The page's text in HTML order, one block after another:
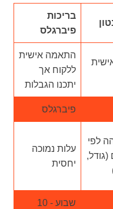
בריכות
פיברגלס
התאמה אישית
ללקוח אך
יתכנו הגבלות
פיברגלס
לפי
עלות נמוכה
יחסית
שבוע - 10